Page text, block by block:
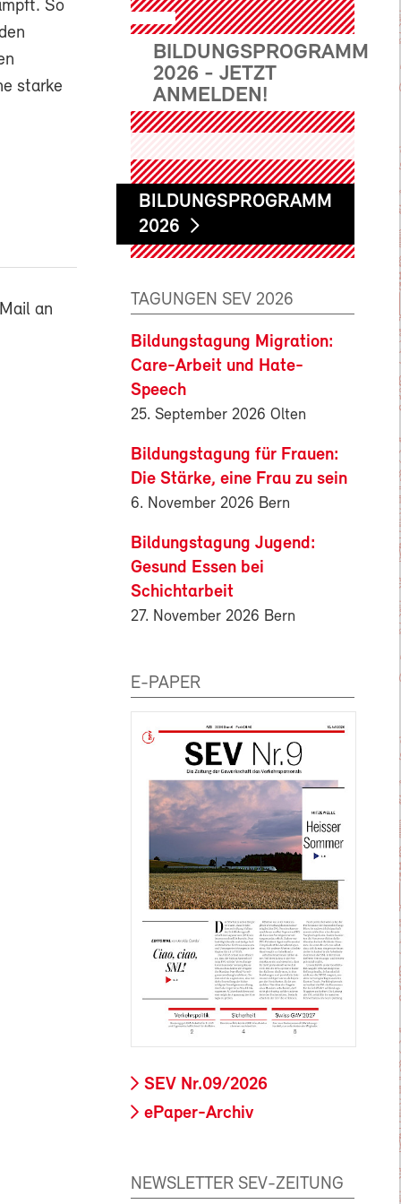
So
starke
an
BILDUNGSPROGRAMM
2026 - JETZT
ANMELDEN!
BILDUNGSPROGRAMM
2026
TAGUNGEN SEV 2026
Bildungstagung Migration:
Care-Arbeit und Hate-
Speech
25. September 2026 Olten
Bildungstagung für Frauen:
Die Stärke, eine Frau zu sein
6. November 2026 Bern
Bildungstagung Jugend:
Gesund Essen bei
Schichtarbeit
27. November 2026 Bern
E-PAPER
SEV Nr.09/2026
ePaper-Archiv
NEWSLETTER SEV-ZEITUNG